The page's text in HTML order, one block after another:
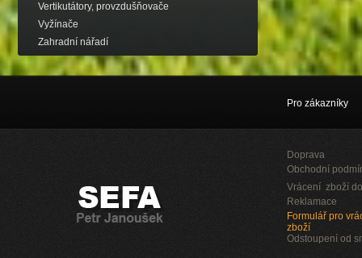
Vertikutátory, provzdušňovače
Vyžínače
Zahradní nářadí
Pro zákazníky
Doprava
Obchodní
Vrácení zboží
Reklamace
Formulář pro
zboží
Odstoupení od